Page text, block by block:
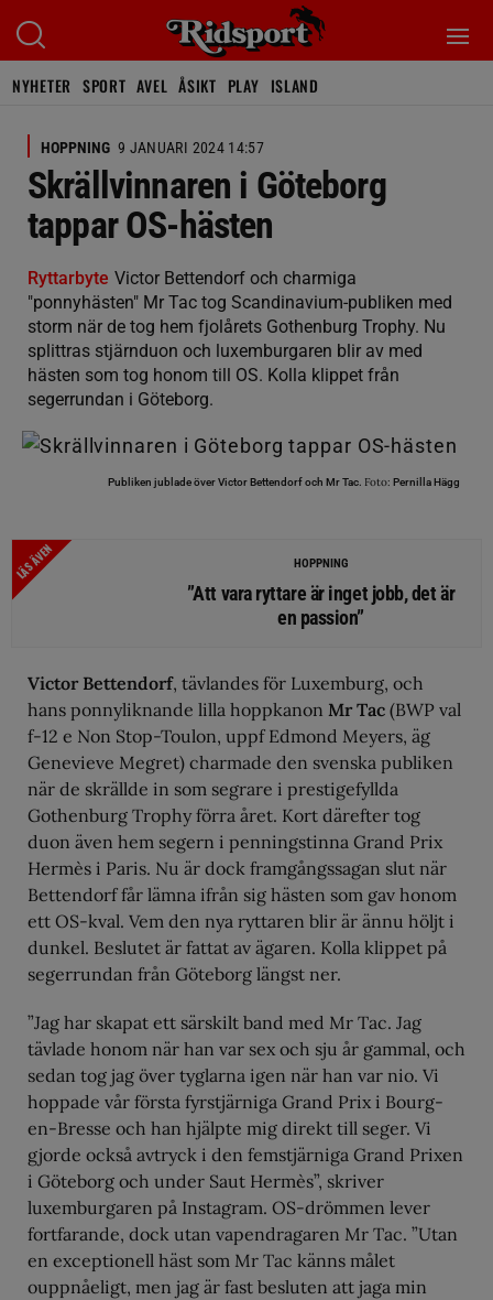
NYHETER SPORT AVEL ÅSIKT PLAY ISLAND
HOPPNING 9 JANUARI 2024 14:57
Skrällvinnaren i Göteborg
tappar OS-hästen
Ryttarbyte Victor Bettendorf och charmiga
"ponnyhästen" Mr Tac tog Scandinavium-publiken med
storm när de tog hem fjolårets Gothenburg Trophy. Nu
splittras stjärnduon och luxemburgaren blir av med
hästen som tog honom till OS. Kolla klippet från
segerrundan i Göteborg.
Publiken jublade över Victor Bettendorf och Mr Tac. Foto: Pernilla Hägg
LÄS ÄVEN HOPPNING
”Att vara ryttare är inget jobb, det är
en passion”
Victor Bettendorf, tävlandes för Luxemburg, och
hans ponnyliknande lilla hoppkanon Mr Tac (BWP val
f-12 e Non Stop-Toulon, uppf Edmond Meyers, äg
Genevieve Megret) charmade den svenska publiken
när de skrällde in som segrare i prestigefyllda
Gothenburg Trophy förra året. Kort därefter tog
duon även hem segern i penningstinna Grand Prix
Hermès i Paris. Nu är dock framgångssagan slut när
Bettendorf får lämna ifrån sig hästen som gav honom
ett OS-kval. Vem den nya ryttaren blir är ännu höljt i
dunkel. Beslutet är fattat av ägaren. Kolla klippet på
segerrundan från Göteborg längst ner.
”Jag har skapat ett särskilt band med Mr Tac. Jag
tävlade honom när han var sex och sju år gammal, och
sedan tog jag över tyglarna igen när han var nio. Vi
hoppade vår första fyrstjärniga Grand Prix i Bourg-
en-Bresse och han hjälpte mig direkt till seger. Vi
gjorde också avtryck i den femstjärniga Grand Prixen
i Göteborg och under Saut Hermès”, skriver
luxemburgaren på Instagram. OS-drömmen lever
fortfarande, dock utan vapendragaren Mr Tac. ”Utan
en exceptionell häst som Mr Tac känns målet
ouppnåeligt, men jag är fast besluten att jaga min